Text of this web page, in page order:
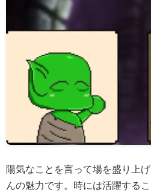
陽気なことを言って場を盛り上
んの魅力です。時には活躍するこ